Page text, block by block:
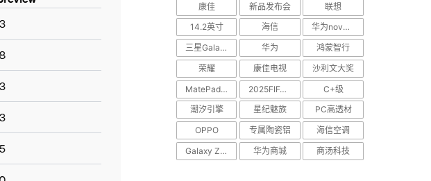
康佳
新品发布会
联想
14.2英寸
海信
华为nova Flip
三星Galaxy S25 Edge
华为
鸿蒙智行
荣耀
康佳电视
沙利文大奖
MatePad Pro
2025FIFA世俱杯
C+级
潮汐引擎
星纪魅族
PC高透材
OPPO
专属陶瓷铝
海信空调
Galaxy Z Flip7
华为商城 商汤科技